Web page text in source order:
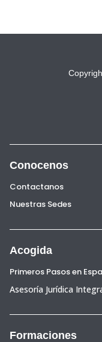
Conocenos
Contactanos
Nuestras Sedes
Acogida
Primeros Pasos en
Asesoría Jurídica
Formaciones